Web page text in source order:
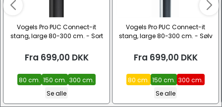
Vogels Pro PUC Connect-it
stang, large 80-300 cm. - Sort
Fra 699,00 DKK
80 cm. 150 cm. 300 cm.
Se alle
Vogels Pro PUC Connect-it
stang, large 80-300 cm. - Sølv
Fra 699,00 DKK
80 cm. 150 cm. 300 cm.
Se alle